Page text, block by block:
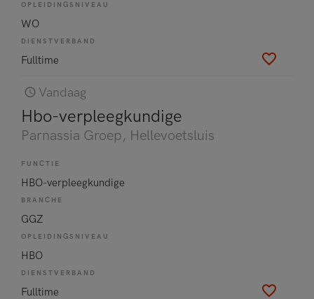
OPLEIDINGSNIVEAU
WO
DIENSTVERBAND
Fulltime
Vandaag
Hbo-verpleegkundige
Parnassia Groep, Hellevoetsluis
FUNCTIE
HBO-verpleegkundige
BRANCHE
GGZ
OPLEIDINGSNIVEAU
HBO
DIENSTVERBAND
Fulltime